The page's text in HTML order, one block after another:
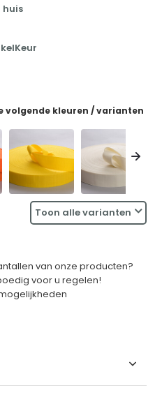
huis
volgende kleuren / varianten
Toon alle varianten
van onze producten?
voor u regelen!